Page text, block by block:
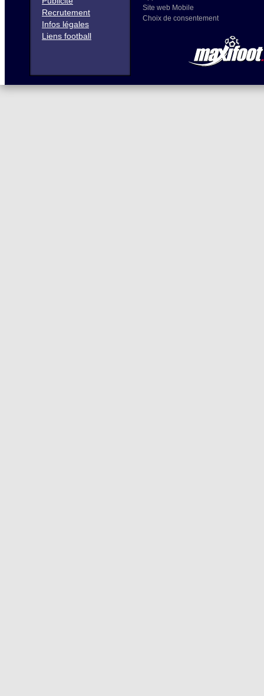
Recrutement
Infos légales
Liens football
Site web Mobile
Choix de consentement